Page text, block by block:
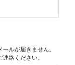
ルが届きません。
絡ください。